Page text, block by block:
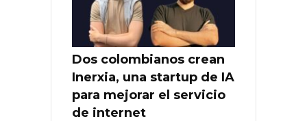
Dos colombianos crean
Inerxia, una startup de IA
para mejorar el servicio
de internet